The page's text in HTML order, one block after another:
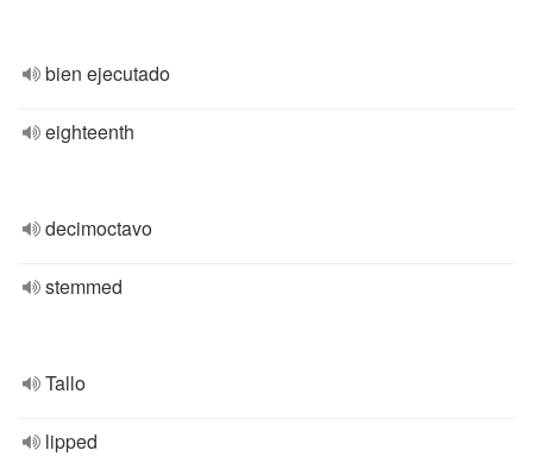
bien ejecutado
eighteenth
decimoctavo
stemmed
Tallo
lipped